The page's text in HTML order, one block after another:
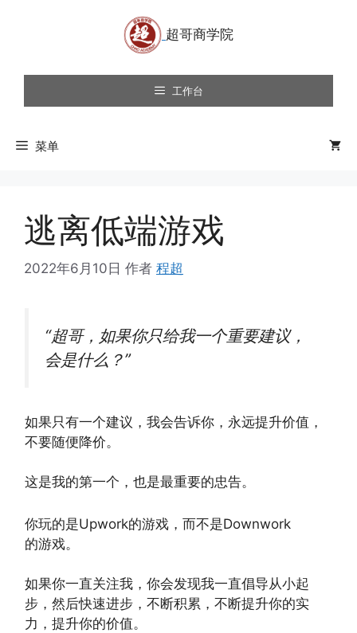
工作台
菜单
逃离低端游戏
2022年6月10日 作者 程超
“超哥，如果你只给我一个重要建议，
会是什么？”
如果只有一个建议，我会告诉你，永远提升价值，
不要随便降价。
这是我的第一个，也是最重要的忠告。
你玩的是Upwork的游戏，而不是Downwork
的游戏。
如果你一直关注我，你会发现我一直倡导从小起
步，然后快速进步，不断积累，不断提升你的实
力，提升你的价值。